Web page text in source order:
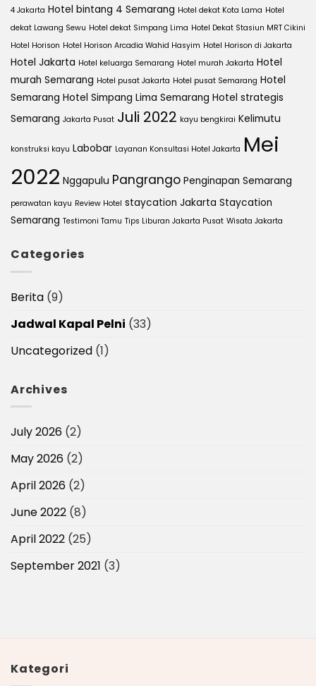
4 Jakarta Hotel bintang 4 Semarang Hotel dekat Kota Lama Hotel
dekat Lawang Sewu Hotel dekat Simpang Lima Hotel Dekat Stasiun MRT Cikini
Hotel Horison Hotel Horison Arcadia Wahid Hasyim Hotel Horison di Jakarta
Hotel Jakarta Hotel keluarga Semarang Hotel murah Jakarta Hotel
murah Semarang Hotel pusat Jakarta Hotel pusat Semarang Hotel
Semarang Hotel Simpang Lima Semarang Hotel strategis
Semarang Jakarta Pusat Juli 2022 kayu bengkirai Kelimutu
konstruksi kayu Labobar Layanan Konsultasi Hotel Jakarta Mei
2022 Nggapulu Pangrango Penginapan Semarang
perawatan kayu Review Hotel staycation Jakarta Staycation
Semarang Testimoni Tamu Tips Liburan Jakarta Pusat Wisata Jakarta
Categories
Berita (9)
Jadwal Kapal Pelni (33)
Uncategorized (1)
Archives
July 2026 (2)
May 2026 (2)
April 2026 (2)
June 2022 (8)
April 2022 (25)
September 2021 (3)
Kategori